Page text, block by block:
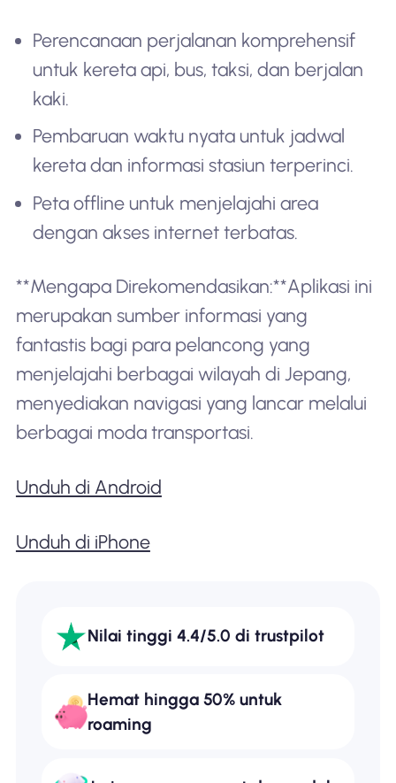
Perencanaan perjalanan komprehensif
untuk kereta api, bus, taksi, dan berjalan
kaki.
Pembaruan waktu nyata untuk jadwal
kereta dan informasi stasiun terperinci.
Peta offline untuk menjelajahi area
dengan akses internet terbatas.
**Mengapa Direkomendasikan:**Aplikasi ini
merupakan sumber informasi yang
fantastis bagi para pelancong yang
menjelajahi berbagai wilayah di Jepang,
menyediakan navigasi yang lancar melalui
berbagai moda transportasi.
Unduh di Android
Unduh di iPhone
Nilai tinggi 4.4/5.0 di trustpilot
Hemat hingga 50% untuk
roaming